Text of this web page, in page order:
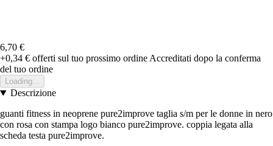
6,70 €
+0,34 € offerti sul tuo prossimo ordine Accreditati dopo la conferma
del tuo ordine
Loading...
Descrizione
guanti fitness in neoprene pure2improve taglia s/m per le donne in nero
con rosa con stampa logo bianco pure2improve. coppia legata alla
scheda testa pure2improve.